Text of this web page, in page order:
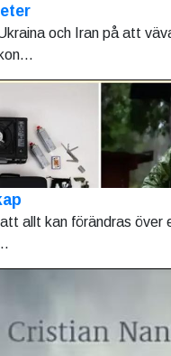
och Iran på att
allt kan förändras över